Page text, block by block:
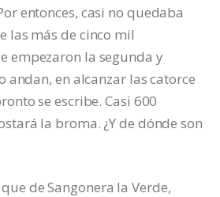
entonces, casi no quedaba
las más de cinco mil
empezaron la segunda y
andan, en alcanzar las catorce
se escribe. Casi 600
la broma. ¿Y de dónde son
de Sangonera la Verde,